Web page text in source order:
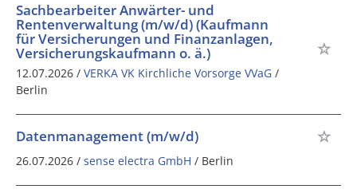
Sachbearbeiter Anwärter- und
Rentenverwaltung (m/w/d) (Kaufmann
für Versicherungen und Finanzanlagen,
Versicherungskaufmann o. ä.)
12.07.2026 / VERKA VK Kirchliche Vorsorge VVaG /
Berlin
Datenmanagement (m/w/d)
26.07.2026 / sense electra GmbH / Berlin